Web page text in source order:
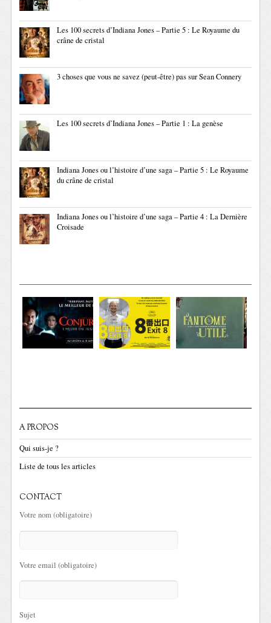
Les 100 secrets d’Indiana Jones – Partie 5 : Le Royaume du
crâne de cristal
3 choses que vous ne savez (peut-être) pas sur Sean Connery
Les 100 secrets d’Indiana Jones – Partie 1 : La genèse
Indiana Jones ou l’histoire d’une saga – Partie 5 : Le Royaume
du crâne de cristal
Indiana Jones ou l’histoire d’une saga – Partie 4 : La Dernière
Croisade
A PROPOS
Qui suis-je ?
Liste de tous les articles
CONTACT
Votre nom (obligatoire)
Votre email (obligatoire)
Sujet